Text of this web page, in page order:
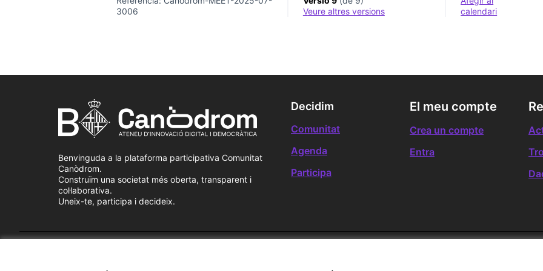
3006
veure altres versions
calendari
Benvinguda a la plataforma participativa Comunitat
Canòdrom.
Construïm una societat més oberta, transparent i
col·laborativa.
Uneix-te, participa i decideix.
Decidim
Comunitat
Agenda
Participa
El meu compte
Crea un compte
Entra